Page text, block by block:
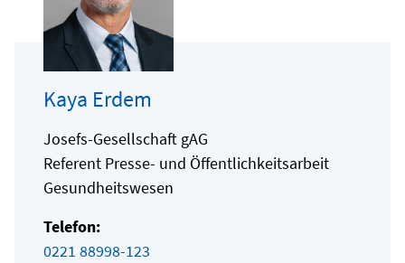
Kaya Erdem
Josefs-Gesellschaft gAG
Referent Presse- und Öffentlichkeitsarbeit
Gesundheitswesen
Telefon:
0221 88998-123